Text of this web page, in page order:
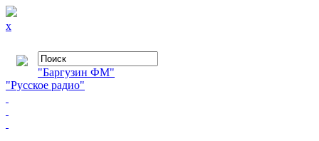
x
"Баргузин ФМ"
"Русское радио"